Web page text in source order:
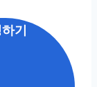
기